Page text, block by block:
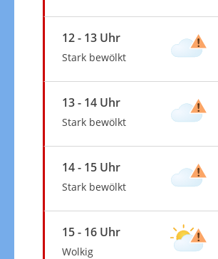
12 - 13 Uhr
Stark bewölkt
13 - 14 Uhr
Stark bewölkt
14 - 15 Uhr
Stark bewölkt
15 - 16 Uhr
Wolkig